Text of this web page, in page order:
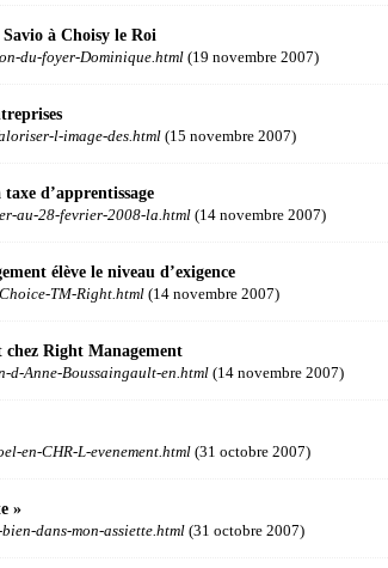
à Choisy le Roi
du-foyer-Dominique.html (19 novembre 2007)
l-image-des.html(15 novembre 2007)
d’apprentissage
au-28-fevrier-2008-la.html(14 novembre 2007)
élève le niveau d’exigence
TM-Right.html (14 novembre 2007)
Right Management
d-Anne-Boussaingault-en.html (14 novembre 2007)
en-CHR-L-evenement.html (31 octobre 2007)
»
dans-mon-assiette.html(31 octobre 2007)